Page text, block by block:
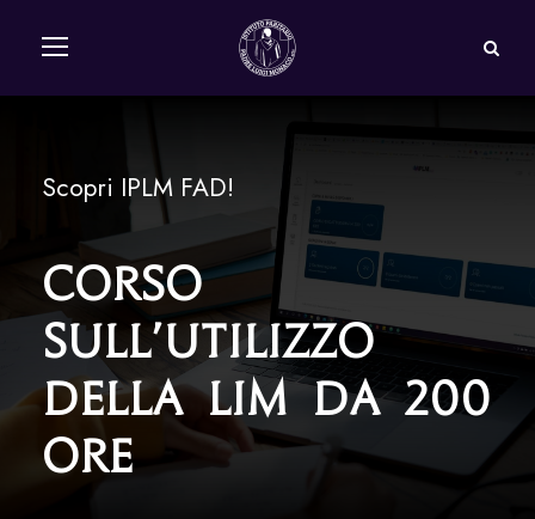
Scopri IPLM FAD!
Corso
sull’utilizzo
della LIM da 200
Ore